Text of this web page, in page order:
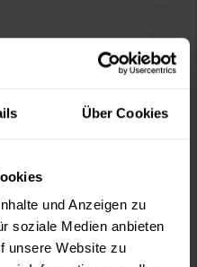
Über Cookies
und Anzeigen zu
soziale Medien anbieten
unsere Website zu